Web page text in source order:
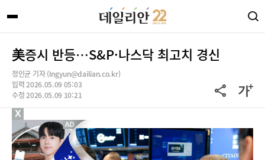
美증시 반등…S&P·나스닥 최고치 경신
정인균 기자 (Ingyun@dailian.co.kr)
입력 2026.05.09 05:03
수정 2026.05.09 10:21
X